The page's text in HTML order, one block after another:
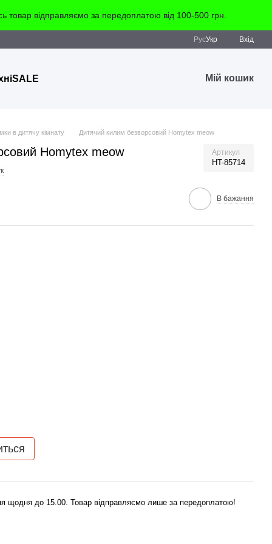
відправляємо за передоплатою від 100-500 грн.
РусУкр Вхід
SALE Мій кошик
в дитячу кімнату Дитячий килим безворсовий Homytex meow
Homytex meow Артикул
HT-85714
В бажання
щодня до 15.00. Товар відправляємо лише за передоплатою!